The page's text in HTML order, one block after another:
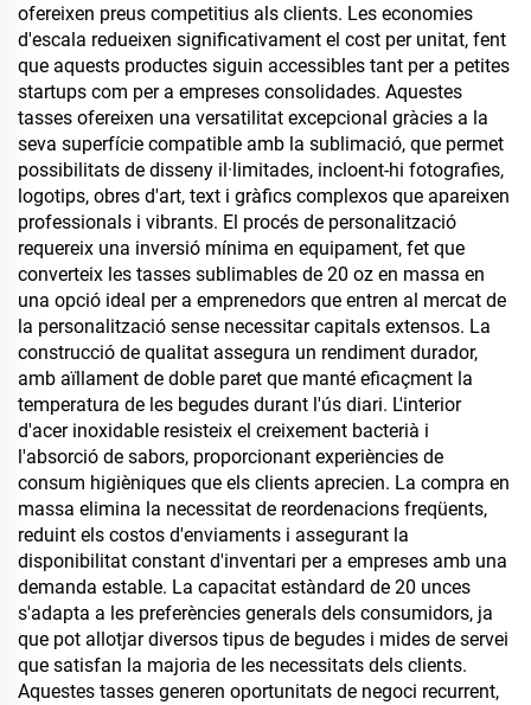
ofereixen preus competitius als clients. Les economies
d'escala redueixen significativament el cost per unitat, fent
que aquests productes siguin accessibles tant per a petites
startups com per a empreses consolidades. Aquestes
tasses ofereixen una versatilitat excepcional gràcies a la
seva superfície compatible amb la sublimació, que permet
possibilitats de disseny il·limitades, incloent-hi fotografies,
logotips, obres d'art, text i gràfics complexos que apareixen
professionals i vibrants. El procés de personalització
requereix una inversió mínima en equipament, fet que
converteix les tasses sublimables de 20 oz en massa en
una opció ideal per a emprenedors que entren al mercat de
la personalització sense necessitar capitals extensos. La
construcció de qualitat assegura un rendiment durador,
amb aïllament de doble paret que manté eficaçment la
temperatura de les begudes durant l'ús diari. L'interior
d'acer inoxidable resisteix el creixement bacterià i
l'absorció de sabors, proporcionant experiències de
consum higièniques que els clients aprecien. La compra en
massa elimina la necessitat de reordenacions freqüents,
reduint els costos d'enviaments i assegurant la
disponibilitat constant d'inventari per a empreses amb una
demanda estable. La capacitat estàndard de 20 unces
s'adapta a les preferències generals dels consumidors, ja
que pot allotjar diversos tipus de begudes i mides de servei
que satisfan la majoria de les necessitats dels clients.
Aquestes tasses generen oportunitats de negoci recurrent,